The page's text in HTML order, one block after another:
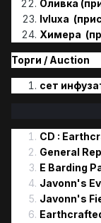
Оливка
Ivluxa
Химера
Торги / Аuction
сет
CD :
General
E Barding
Javonn's
Javonn's